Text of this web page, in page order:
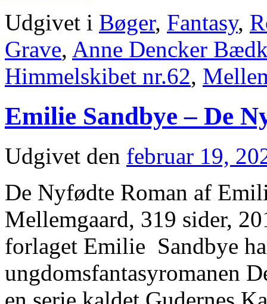
Udgivet i Bøger, Fantasy,
Grave, Anne Dencker
Himmelskibet nr.62,
Emilie Sandbye – De
Udgivet den februar 19,
De Nyfødte Roman af
Mellemgaard, 319 sider,
forlaget Emilie Sandbye
ungdomsfantasyromanen